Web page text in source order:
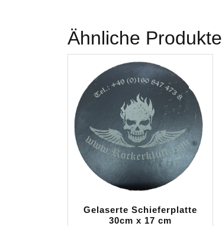
Ähnliche Produkte
Gelaserte Schieferplatte
30cm x 17 cm